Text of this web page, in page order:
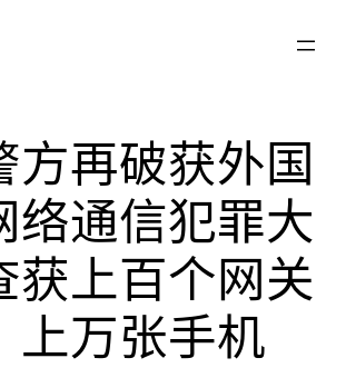
方再破获外国
络通信犯罪大
获上百个网关
上万张手机